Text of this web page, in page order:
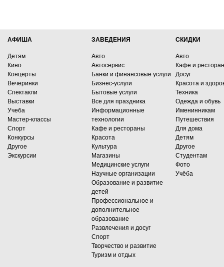
АФИША
Детям
Кино
Концерты
Вечеринки
Спектакли
Выставки
Учеба
Мастер-классы
Спорт
Конкурсы
Другое
Экскурсии
ЗАВЕДЕНИЯ
Авто
Автосервис
Банки и финансовые услуги
Бизнес-услуги
Бытовые услуги
Все для праздника
Информационные
технологии
Кафе и рестораны
Красота
Культура
Магазины
Медицинские услуги
Научные организации
Образование и развитие
детей
Профессиональное и
дополнительное
образование
Развлечения и досуг
Спорт
Творчество и развитие
Туризм и отдых
СКИДКИ
Авто
Кафе и
Досуг
Красота и
Техника
Одежда и обувь
Именинникам
Путешествия
Для дома
Детям
Другое
Студентам
Фото
Учёба